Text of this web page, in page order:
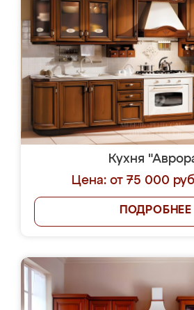
Кухня
Цена: от 75 000
ПОДРОБНЕЕ